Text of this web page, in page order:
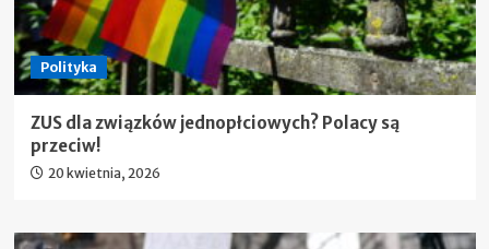
Polityka
ZUS dla związków jednopłciowych? Polacy są
przeciw!
20 kwietnia, 2026